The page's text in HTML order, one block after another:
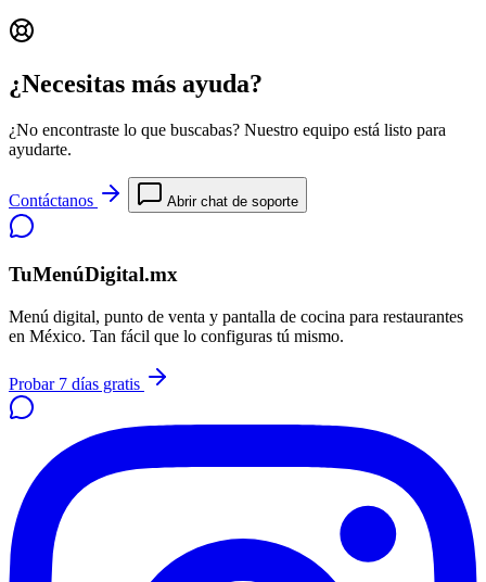
¿Necesitas más ayuda?
¿No encontraste lo que buscabas? Nuestro equipo está listo para
ayudarte.
Contáctanos Abrir chat de soporte
TuMenúDigital.mx
Menú digital, punto de venta y pantalla de cocina para restaurantes
en México. Tan fácil que lo configuras tú mismo.
Probar 7 días gratis